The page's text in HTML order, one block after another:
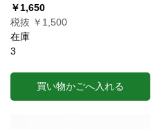
￥1,650
税抜 ￥1,500
在庫
3
買い物かごへ入れる